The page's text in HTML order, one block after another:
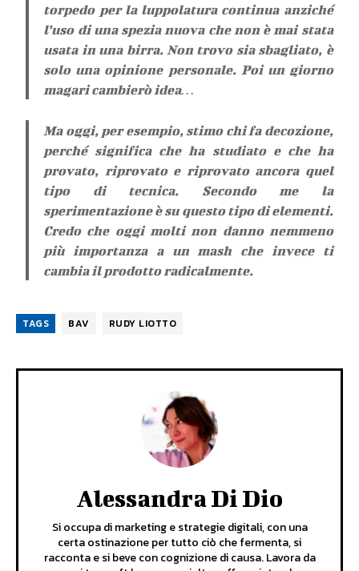
torpedo per la luppolatura continua anziché
l’uso di una spezia nuova che non è mai stata
usata in una birra. Non trovo sia sbagliato, è
solo una opinione personale. Poi un giorno
magari cambierò idea…
Ma oggi, per esempio, stimo chi fa decozione,
perché significa che ha studiato e che ha
provato, riprovato e riprovato ancora quel
tipo di tecnica. Secondo me la
sperimentazione è su questo tipo di elementi.
Credo che oggi molti non danno nemmeno
più importanza a un mash che invece ti
cambia il prodotto radicalmente.
TAGS BAV RUDY LIOTTO
Alessandra Di Dio
Si occupa di marketing e strategie digitali, con una
certa ostinazione per tutto ciò che fermenta, si
racconta e si beve con cognizione di causa. Lavora da